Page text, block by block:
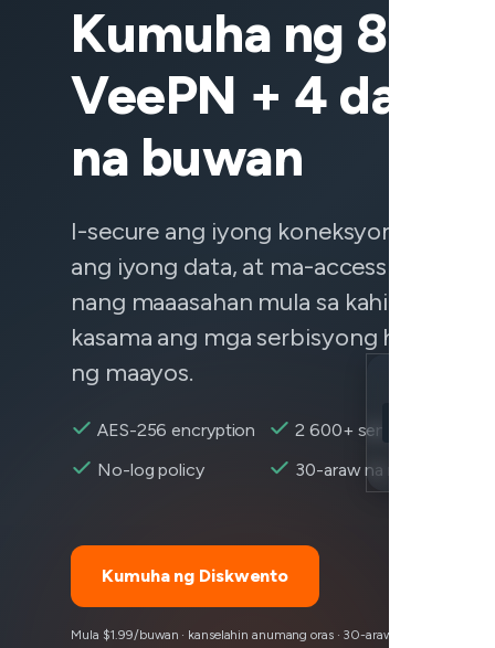
Kumuha ng 83%
VeePN + 4
na buwan
I-secure ang iyong koneksyon,
ang iyong data, at ma-access ang
nang maaasahan mula sa kahit saan —
kasama ang mga serbisyong hindi
ng maayos.
AES-256 encryption
2 600+ servers
No-log policy
30-araw na refund
Kumuha ng Diskwento
Mula $1.99/buwan · kanselahin anumang oras · 30-araw na garantiyang